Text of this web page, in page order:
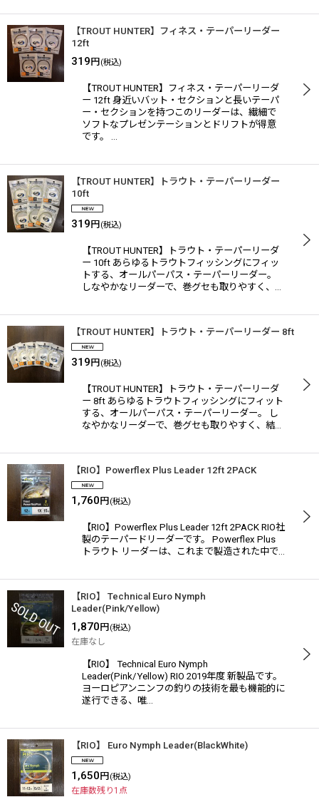
【TROUT HUNTER】フィネス・テーパーリーダー
12ft
319 円 (税込)
【TROUT HUNTER】フィネス・テーパーリーダ
ー 12ft 身近いバット・セクションと長いテーパ
ー・セクションを持つこのリーダーは、繊細で
ソフトなプレゼンテーションとドリフトが得意
です。 …
【TROUT HUNTER】トラウト・テーパーリーダー
10ft
319 円 (税込)
【TROUT HUNTER】トラウト・テーパーリーダ
ー 10ft あらゆるトラウトフィッシングにフィッ
トする、オールパーパス・テーパーリーダー。
しなやかなリーダーで、巻グセも取りやすく、…
【TROUT HUNTER】トラウト・テーパーリーダー 8ft
319 円 (税込)
【TROUT HUNTER】トラウト・テーパーリーダ
ー 8ft あらゆるトラウトフィッシングにフィット
する、オールパーパス・テーパーリーダー。 し
なやかなリーダーで、巻グセも取りやすく、結…
【RIO】Powerflex Plus Leader 12ft 2PACK
1,760 円 (税込)
【RIO】Powerflex Plus Leader 12ft 2PACK RIO社
製のテーパードリーダーです。 Powerflex Plus
トラウト リーダーは、これまで製造された中で…
【RIO】 Technical Euro Nymph
Leader(Pink/Yellow)
1,870 円 (税込)
在庫なし
【RIO】 Technical Euro Nymph
Leader(Pink/Yellow) RIO 2019年度 新製品です。
ヨーロピアンニンフの釣りの技術を最も機能的に
遂行できる、唯…
【RIO】 Euro Nymph Leader(BlackWhite)
1,650 円 (税込)
在庫数残り1点